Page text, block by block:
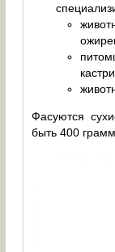
Фасуются
быть 400